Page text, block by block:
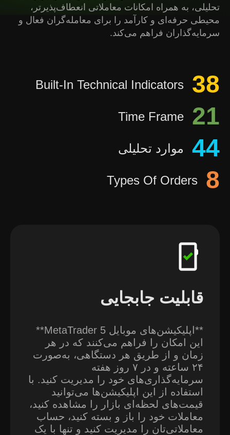
تحلیلی، به همراه امکانات معاملاتی انعطاف‌پذیرتر،
محیطی حرفه‌ای و کارآمد را برای معامله‌گران فعال و
سرمایه‌گذاران فراهم می‌کند.
38
Built-In Technical Indicators
21
Time Frame
44 موارد تحلیلی
8
Types Of Orders
قابلیت جابجایی
**اپلیکیشن‌های موبایل MetaTrader 5**
این امکان را فراهم می‌کنند که در هر
زمان و از طریق هر دستگاهی، به‌صورت
۲۴ ساعته و در ۷ روز هفته
سرمایه‌گذاری‌های خود را مدیریت کنید. با
استفاده از این اپلیکیشن‌ها می‌توانید
قیمت‌های لحظه‌ای بازار را مشاهده کنید،
معاملات خود را باز و بسته کنید، حساب
معاملاتی‌تان را مدیریت کنید و تنها با یک